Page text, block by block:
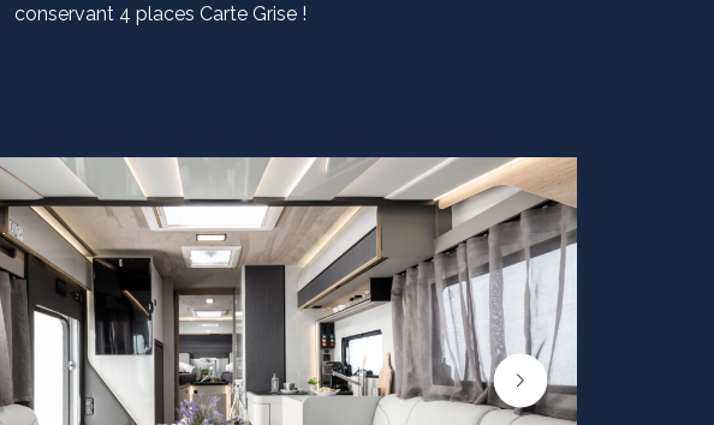
conservant 4 places Carte Grise !